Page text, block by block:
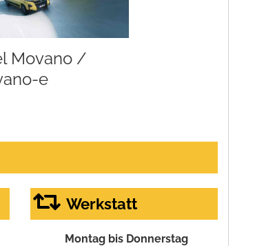
Movano /
e
Werkstatt
Montag bis Donnerstag